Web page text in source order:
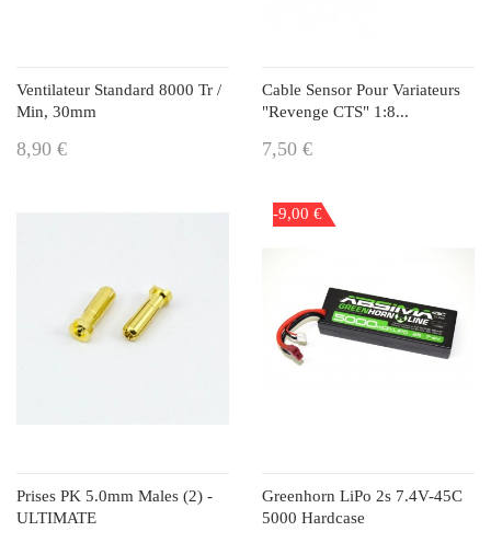
Ventilateur Standard 8000 Tr /
Min, 30mm
8,90 €
Cable Sensor Pour Variateurs
"Revenge CTS" 1:8...
7,50 €
Prises PK 5.0mm Males (2) -
ULTIMATE
-9,00 €
Greenhorn LiPo 2s 7.4V-45C
5000 Hardcase